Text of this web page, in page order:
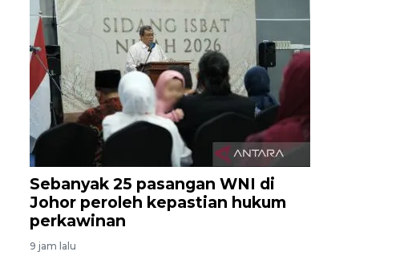
Sebanyak 25 pasangan WNI di
Johor peroleh kepastian hukum
perkawinan
9 jam lalu